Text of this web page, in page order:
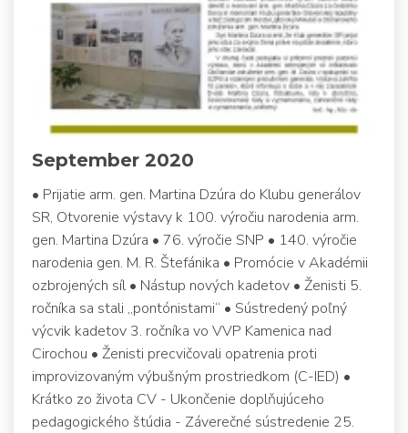
September 2020
• Prijatie arm. gen. Martina Dzúra do Klubu generálov
SR, Otvorenie výstavy k 100. výročiu narodenia arm.
gen. Martina Dzúra • 76. výročie SNP • 140. výročie
narodenia gen. M. R. Štefánika • Promócie v Akadémii
ozbrojených síl • Nástup nových kadetov • Ženisti 5.
ročníka sa stali „pontónistami“ • Sústredený poľný
výcvik kadetov 3. ročníka vo VVP Kamenica nad
Cirochou • Ženisti precvičovali opatrenia proti
improvizovaným výbušným prostriedkom (C-IED) •
Krátko zo života CV - Ukončenie doplňujúceho
pedagogického štúdia - Záverečné sústredenie 25.